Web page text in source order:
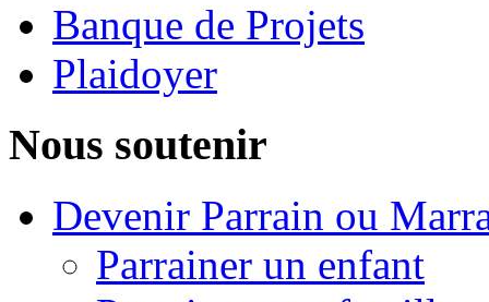
Banque de Projets
Plaidoyer
Nous soutenir
Devenir Parrain ou
Parrainer un enfant